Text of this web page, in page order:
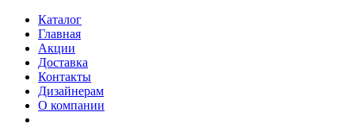
Каталог
Главная
Акции
Доставка
Контакты
Дизайнерам
О компании